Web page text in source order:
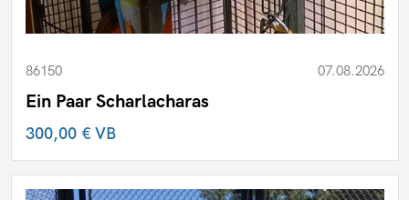
86150 07.08.2026
Ein Paar Scharlacharas
300,00 €VB